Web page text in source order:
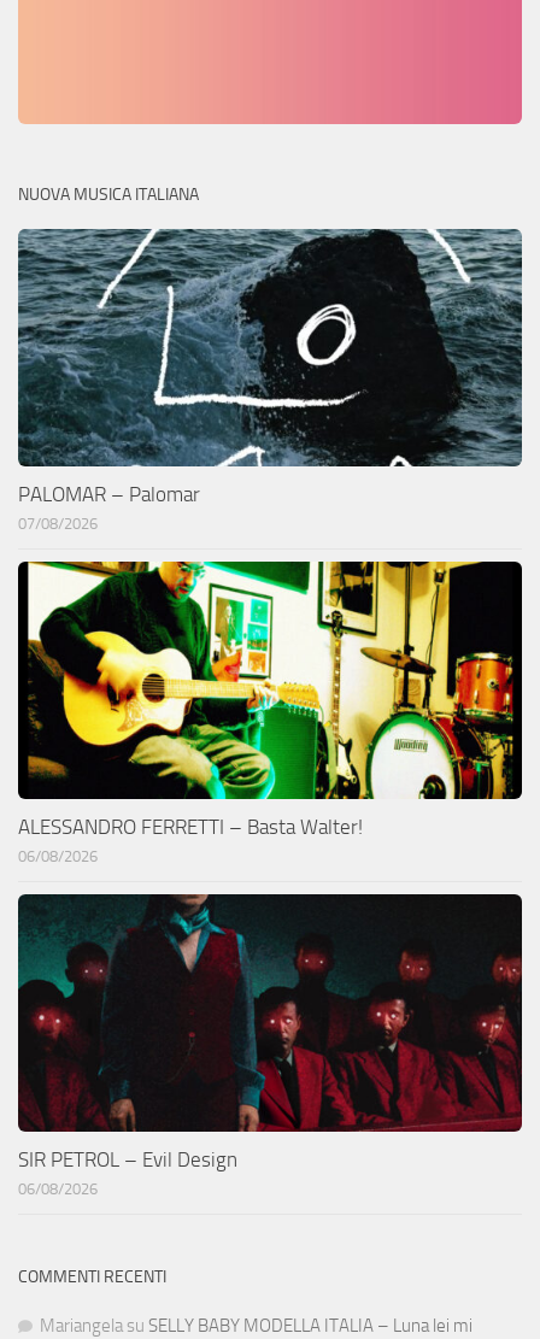
NUOVA MUSICA ITALIANA
PALOMAR – Palomar
07/08/2026
ALESSANDRO FERRETTI – Basta Walter!
06/08/2026
SIR PETROL – Evil Design
06/08/2026
COMMENTI RECENTI
Mariangela su SELLY BABY MODELLA ITALIA – Luna lei mi